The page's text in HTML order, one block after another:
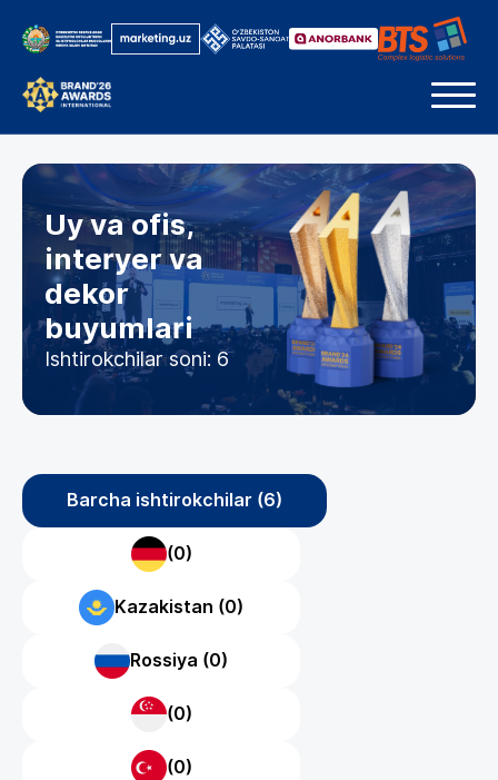
Uy va ofis,
interyer va
dekor
buyumlari
Ishtirokchilar soni: 6
Barcha ishtirokchilar (6)
(0)
Kazakistan (0)
Rossiya (0)
(0)
(0)